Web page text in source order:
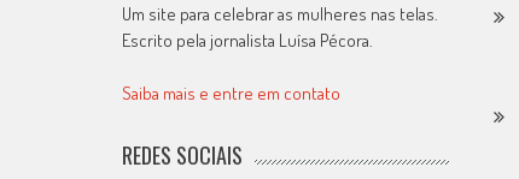
Um site para celebrar as mulheres nas telas.
Escrito pela jornalista Luísa Pécora.
Saiba mais e entre em contato
REDES SOCIAIS